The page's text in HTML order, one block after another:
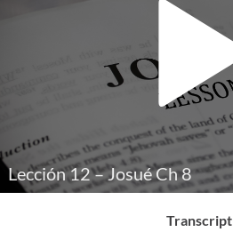
Lección 12 – Josué Ch 8
Transcript